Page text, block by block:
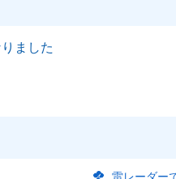
ました